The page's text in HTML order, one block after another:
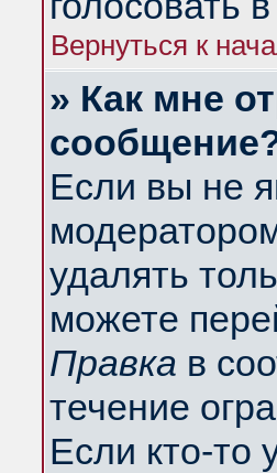
Вернуться к
» Как мне
Если вы не
удалять
можете
Правка в
течение
Если кто-то